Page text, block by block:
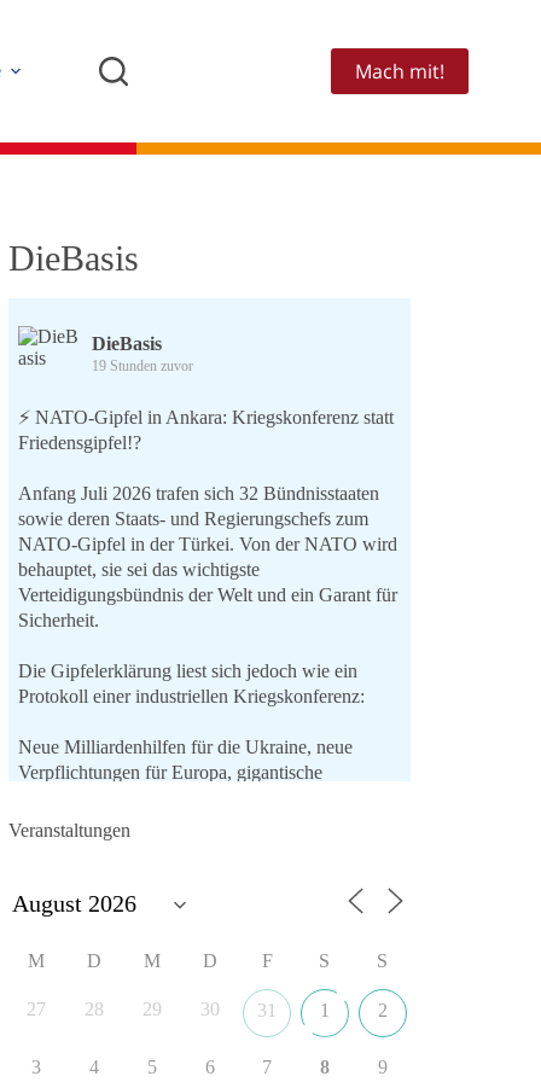
Mach mit!
DieBasis
DieBasis
19 Stunden zuvor
⚡️ NATO-Gipfel in Ankara: Kriegskonferenz statt
Friedensgipfel!?
Anfang Juli 2026 trafen sich 32 Bündnisstaaten
sowie deren Staats- und Regierungschefs zum
NATO-Gipfel in der Türkei. Von der NATO wird
behauptet, sie sei das wichtigste
Verteidigungsbündnis der Welt und ein Garant für
Sicherheit.
Die Gipfelerklärung liest sich jedoch wie ein
Protokoll einer industriellen Kriegskonferenz:
Neue Milliardenhilfen für die Ukraine, neue
Verpflichtungen für Europa, gigantische
Verteidigungsindustrie, Modernisierung der
Forderung, der Iran dürfe keine Kernwaffe
friedensorientierte Politik?
Veranstaltungen
M D M D F S S
27 28 29 30 31 1 2
3 4 5 6 7 8 9